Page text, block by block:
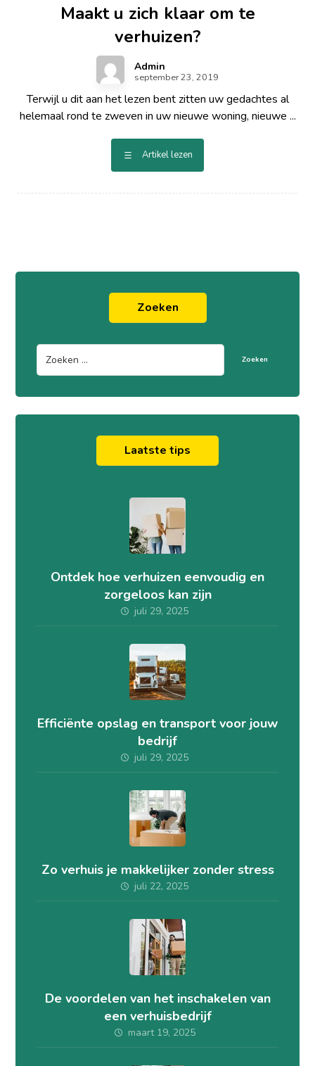
Maakt u zich klaar om te
verhuizen?
Admin
september 23, 2019
Terwijl u dit aan het lezen bent zitten uw gedachtes al
helemaal rond te zweven in uw nieuwe woning, nieuwe ...
Artikel lezen
Zoeken
Zoeken
Laatste tips
Ontdek hoe verhuizen eenvoudig en
zorgeloos kan zijn
juli 29, 2025
Efficiënte opslag en transport voor jouw
bedrijf
juli 29, 2025
Zo verhuis je makkelijker zonder stress
juli 22, 2025
De voordelen van het inschakelen van
een verhuisbedrijf
maart 19, 2025